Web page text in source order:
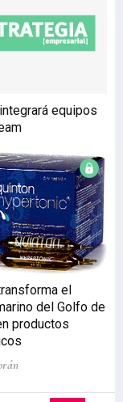
equipos
el
del Golfo de
productos